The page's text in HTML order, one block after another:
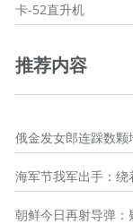
卡-52直升机
推荐内容
俄金发女郎连踩数
海军节我军出手：绕
朝鲜今日再射导弹